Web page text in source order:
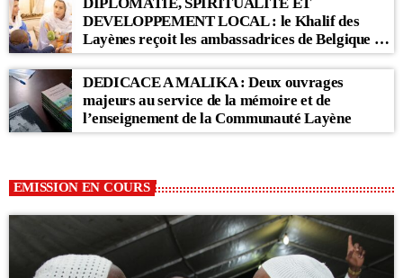
DEVELOPPEMENT LOCAL : le Khalif des
Layènes reçoit les ambassadrices de Belgique et
des Pays-Bas
DEDICACE A MALIKA : Deux ouvrages
majeurs au service de la mémoire et de
l’enseignement de la Communauté Layène
EMISSION EN COURS